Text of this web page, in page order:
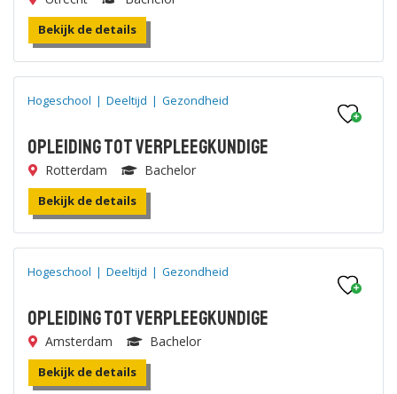
Bekijk de details
Hogeschool | Deeltijd | Gezondheid
Opleiding tot Verpleegkundige
Rotterdam Bachelor
Bekijk de details
Hogeschool | Deeltijd | Gezondheid
Opleiding tot Verpleegkundige
Amsterdam Bachelor
Bekijk de details